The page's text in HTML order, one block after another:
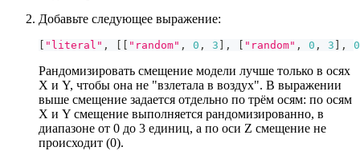
Добавьте следующее выражение:
"literal" , "random" , 0 , 3 , "random" , 0 , 3 , 0
Рандомизировать смещение модели лучше только в осях
X и Y, чтобы она не "взлетала в воздух". В выражении
выше смещение задается отдельно по трём осям: по осям
X и Y смещение выполняется рандомизированно, в
диапазоне от 0 до 3 единиц, а по оси Z смещение не
происходит (0).